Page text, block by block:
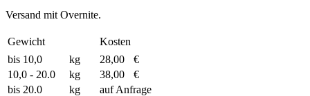
Versand mit Overnite.
Gewicht
Kosten
bis 10,0
kg 28,00
€
10,0 - 20.0
kg 38,00
€
bis 20.0
kg auf Anfrage